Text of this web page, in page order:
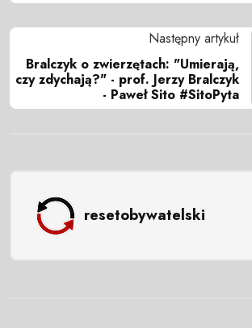
Następny artykuł
Bralczyk o zwierzętach: "Umierają,
czy zdychają?" - prof. Jerzy Bralczyk
- Paweł Sito #SitoPyta
resetobywatelski